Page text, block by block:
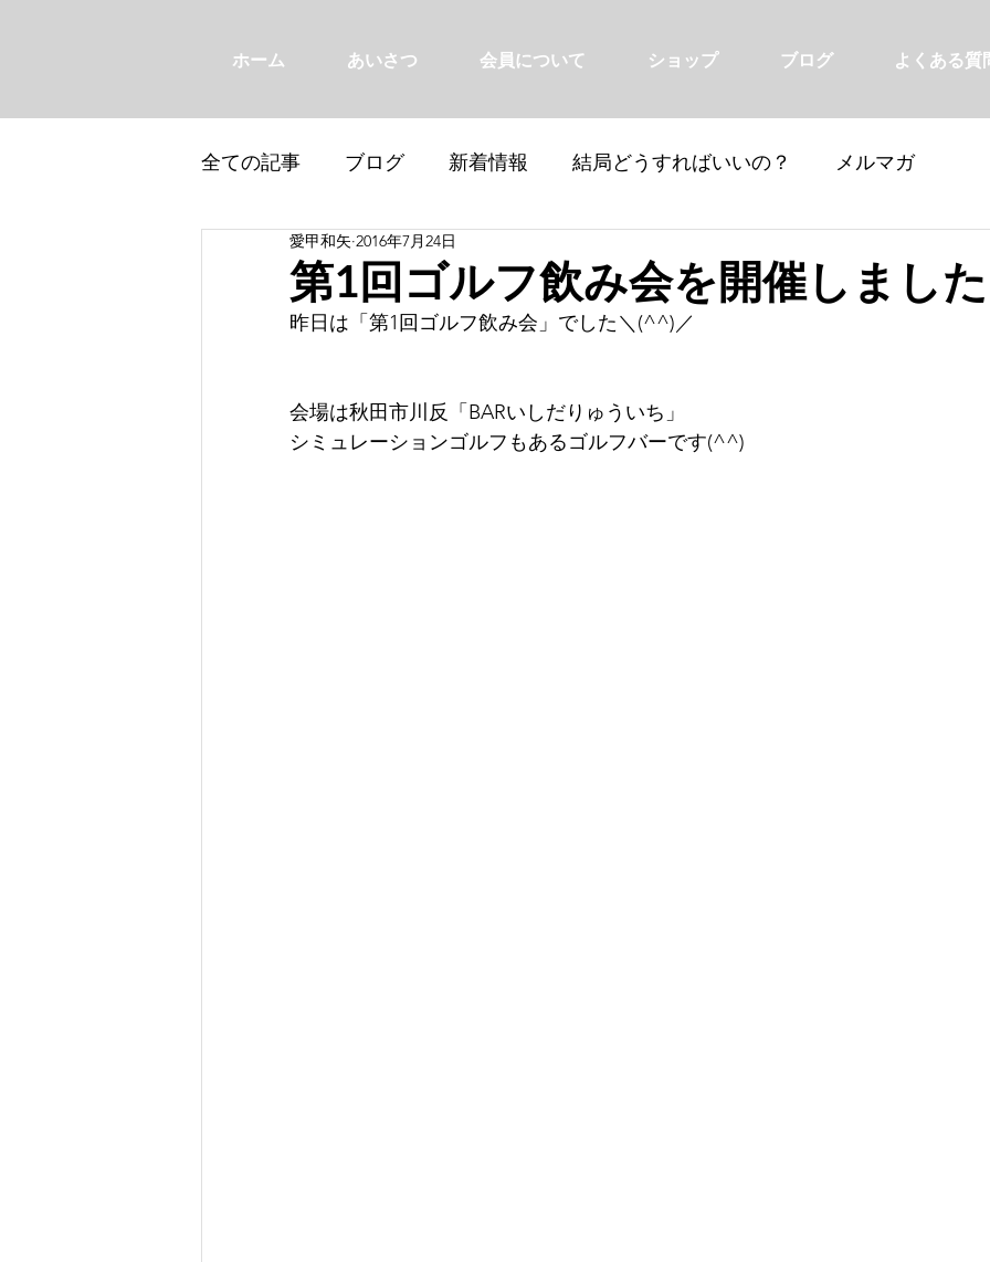
ホーム あいさつ 会員について ショップ ブログ よくある質
全ての記事 ブログ 新着情報 結局どうすればいいの？ メルマガ
第1回ゴルフ飲み会を開催しました
愛甲和矢 2016年7月24日
昨日は「第1回ゴルフ飲み会」でした＼(^^)／
会場は秋田市川反「BARいしだりゅういち」
シミュレーションゴルフもあるゴルフバーです(^^)